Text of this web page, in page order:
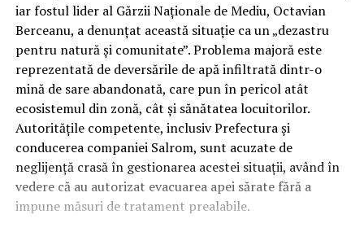
iar fostul lider al Gărzii Naționale de Mediu, Octavian
Berceanu, a denunțat această situație ca un „dezastru
pentru natură și comunitate”. Problema majoră este
reprezentată de deversările de apă infiltrată dintr-o
mină de sare abandonată, care pun în pericol atât
ecosistemul din zonă, cât și sănătatea locuitorilor.
Autoritățile competente, inclusiv Prefectura și
conducerea companiei Salrom, sunt acuzate de
neglijență crasă în gestionarea acestei situații, având în
vedere că au autorizat evacuarea apei sărate fără a
impune măsuri de tratament prealabile.